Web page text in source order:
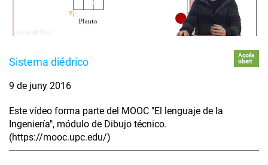
Sistema diédrico
Accés
obert
9 de juny 2016
Este vídeo forma parte del MOOC "El lenguaje de la
Ingeniería", módulo de Dibujo técnico.
(https://mooc.upc.edu/)